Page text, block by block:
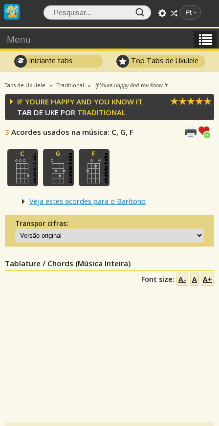
Pt
Menu
Iniciante tabs Top Tabs de Ukulele
Tabs de Ukulele Traditional If Youre Happy And You Know It
IF YOURE HAPPY AND YOU KNOW IT
TAB DE UKE POR TRADITIONAL
3 Acordes usados na música: C, G, F
Veja estes acordes para o Barítono
Transpor cifras:
Tablature / Chords (Música Inteira)
Font size: A- A A+